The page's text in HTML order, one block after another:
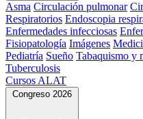
Asma Circulación pulmonar
Respiratorios Endoscopia
Enfermedades infecciosas
Fisiopatología Imágenes
Pediatría Sueño Tabaquismo y
Tuberculosis
Cursos ALAT
Congreso 2026